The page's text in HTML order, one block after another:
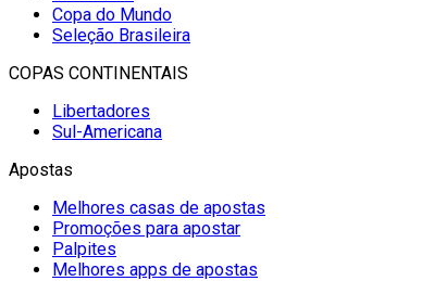
Copa do Mundo
Seleção Brasileira
COPAS CONTINENTAIS
Libertadores
Sul-Americana
Apostas
Melhores casas de apostas
Promoções para apostar
Palpites
Melhores apps de apostas